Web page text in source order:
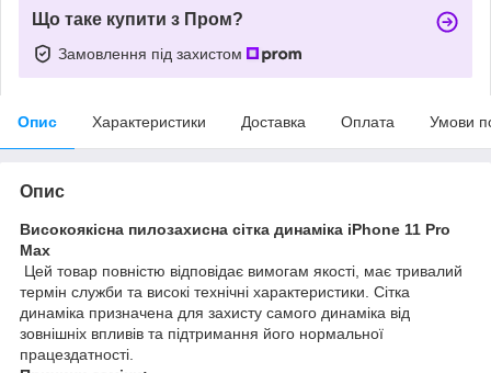
Що таке купити з Пром?
Замовлення під захистом
Опис Характеристики Доставка Оплата Умови
Опис
Високоякісна пилозахисна сітка динаміка iPhone 11 Pro
Max
Цей товар повністю відповідає вимогам якості, має тривалий
термін служби та високі технічні характеристики. Сітка
динаміка призначена для захисту самого динаміка від
зовнішніх впливів та підтримання його нормальної
працездатності.